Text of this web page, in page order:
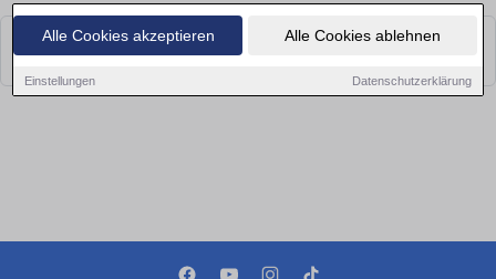
Alle Cookies akzeptieren Alle Cookies ablehnen
Einstellungen Datenschutzerklärung
Leider konnten wir derzeit keine passenden Objekte finden. Schauen Sie
bald wieder vorbei!